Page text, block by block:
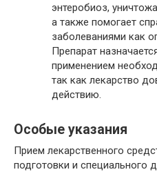
энтеробиоз,
а также помогает
заболеваниями как
Препарат
применением
так как лекарство
действию.
Особые указания
Прием лекарственного
подготовки и специального